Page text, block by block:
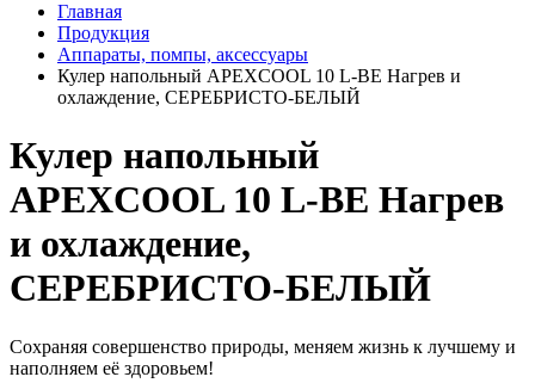
Главная
Продукция
Аппараты, помпы, аксессуары
Кулер напольный APEXCOOL 10 L-BE Нагрев и
охлаждение, СЕРЕБРИСТО-БЕЛЫЙ
Кулер напольный
APEXCOOL 10 L-BE Нагрев
и охлаждение,
СЕРЕБРИСТО-БЕЛЫЙ
Сохраняя совершенство природы, меняем жизнь к лучшему и
наполняем её здоровьем!